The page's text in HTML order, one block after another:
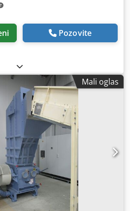
Pozovite
Mali oglas